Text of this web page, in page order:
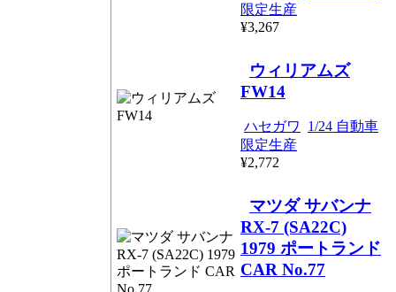
限定生産
¥3,267
ウィリアムズ
FW14
ハセガワ
1/24 自動車
限定生産
¥2,772
マツダ サバンナ
RX-7 (SA22C)
1979 ポートランド
CAR No.77